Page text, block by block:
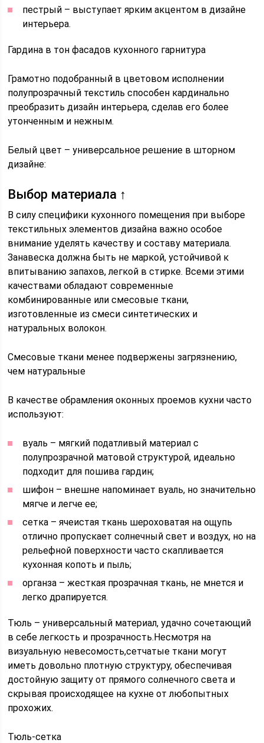
пестрый – выступает ярким акцентом в дизайне
интерьера.
Гардина в тон фасадов кухонного гарнитура
Грамотно подобранный в цветовом исполнении
полупрозрачный текстиль способен кардинально
преобразить дизайн интерьера, сделав его более
утонченным и нежным.
Белый цвет – универсальное решение в шторном
дизайне:
Выбор материала ↑
В силу специфики кухонного помещения при выборе
текстильных элементов дизайна важно особое
внимание уделять качеству и составу материала.
Занавеска должна быть не маркой, устойчивой к
впитыванию запахов, легкой в стирке. Всеми этими
качествами обладают современные
комбинированные или смесовые ткани,
изготовленные из смеси синтетических и
натуральных волокон.
Смесовые ткани менее подвержены загрязнению,
чем натуральные
В качестве обрамления оконных проемов кухни часто
используют:
вуаль – мягкий податливый материал с
полупрозрачной матовой структурой, идеально
подходит для пошива гардин;
шифон – внешне напоминает вуаль, но значительно
мягче и легче ее;
сетка – ячеистая ткань шероховатая на ощупь
отлично пропускает солнечный свет и воздух, но на
рельефной поверхности часто скапливается
кухонная копоть и пыль;
органза – жесткая прозрачная ткань, не мнется и
легко драпируется.
Тюль – универсальный материал, удачно сочетающий
в себе легкость и прозрачность.Несмотря на
визуальную невесомость,сетчатые ткани могут
иметь довольно плотную структуру, обеспечивая
достойную защиту от прямого солнечного света и
скрывая происходящее на кухне от любопытных
прохожих.
Тюль-сетка